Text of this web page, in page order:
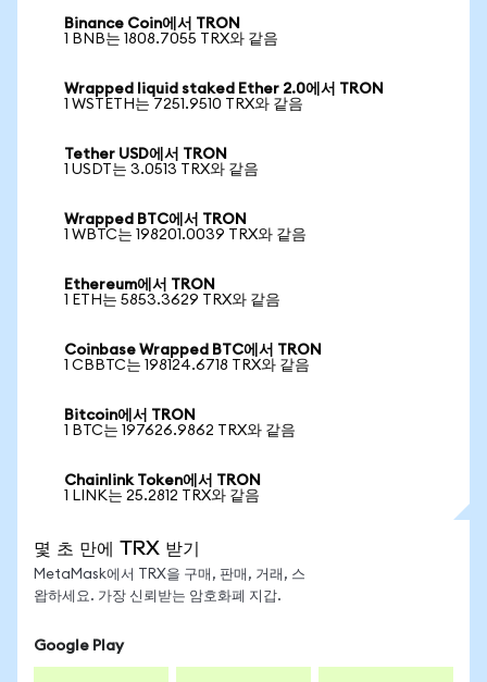
Binance Coin에서 TRON
1 BNB는 1808.7055 TRX와 같음
Wrapped liquid staked Ether 2.0에서 TRON
1 WSTETH는 7251.9510 TRX와 같음
Tether USD에서 TRON
1 USDT는 3.0513 TRX와 같음
Wrapped BTC에서 TRON
1 WBTC는 198201.0039 TRX와 같음
Ethereum에서 TRON
1 ETH는 5853.3629 TRX와 같음
Coinbase Wrapped BTC에서 TRON
1 CBBTC는 198124.6718 TRX와 같음
Bitcoin에서 TRON
1 BTC는 197626.9862 TRX와 같음
Chainlink Token에서 TRON
1 LINK는 25.2812 TRX와 같음
몇 초 만에 TRX 받기
MetaMask에서 TRX을 구매, 판매, 거래, 스
왑하세요. 가장 신뢰받는 암호화폐 지갑.
Google Play